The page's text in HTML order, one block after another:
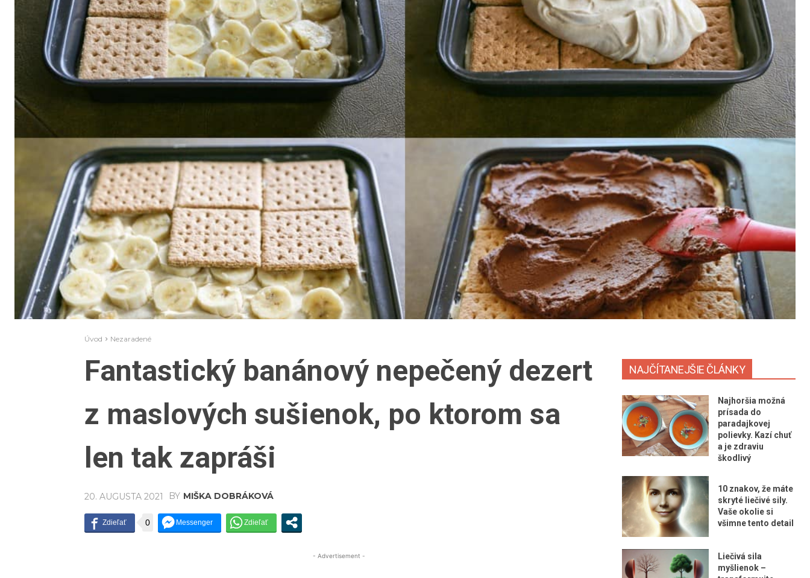
Úvod Nezaradené
Fantastický banánový nepečený dezert
z maslových sušienok, po ktorom sa
len tak zapráši
20. AUGUSTA 2021 BY MIŠKA DOBRÁKOVÁ
0
- Advertisement -
NAJČÍTANEJŠIE ČLÁNKY
Najhoršia možná
prísada do
paradajkovej
polievky. Kazí chuť
a je zdraviu
škodlivý
10 znakov, že máte
skryté liečivé sily.
Vaše okolie si
všimne tento detail
Liečivá sila
myšlienok –